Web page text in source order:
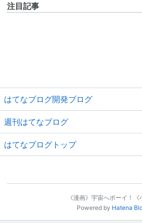
注目記事
はてなブログ開発ブログ
週刊はてなブログ
はてなブログトップ
《漫画》宇宙へポーイ！《
Powered by Hatena